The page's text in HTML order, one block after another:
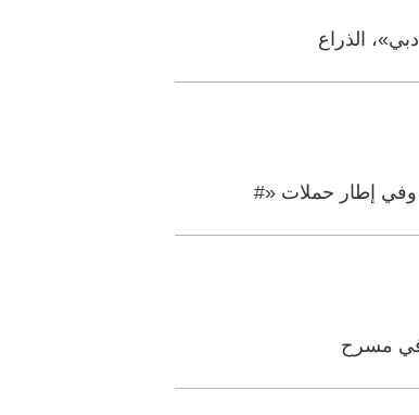
الذراع
وفي إطار حملات «#
في مسرح